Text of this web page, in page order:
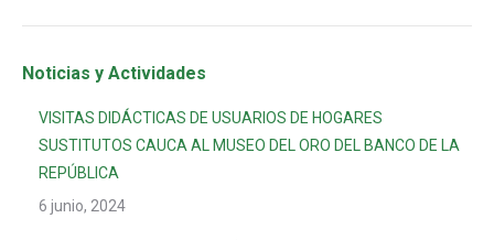
Noticias y Actividades
VISITAS DIDÁCTICAS DE USUARIOS DE HOGARES
SUSTITUTOS CAUCA AL MUSEO DEL ORO DEL BANCO DE LA
REPÚBLICA
6 junio, 2024